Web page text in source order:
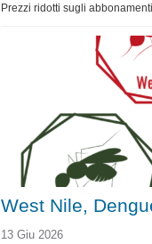
Prezzi ridotti sugli
West Nile,
13 Giu 2026